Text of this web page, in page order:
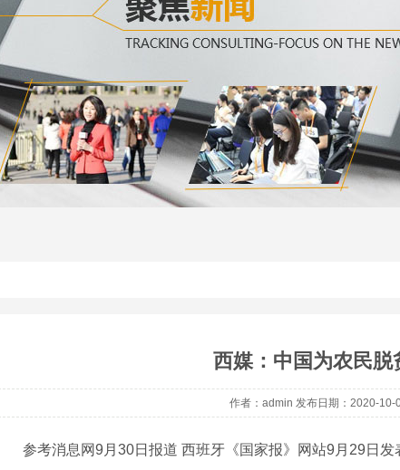
西媒：中国为农民脱
作者：admin 发布日期：2020-10-
参考消息网9月30日报道 西班牙《国家报》网站9月29日发